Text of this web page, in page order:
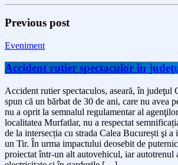
Previous post
Eveniment
Accident rutier spectaculor în
Accident rutier spectaculos, aseară, în judeţul
spun că un bărbat de 30 de ani, care nu avea
nu a oprit la semnalul regulamentar al
localitatea Murfatlar, nu a respectat
de la intersecția cu strada Calea București şi
un Tir. În urma impactului deosebit de
proiectat într-un alt autovehicul, iar autotrenul